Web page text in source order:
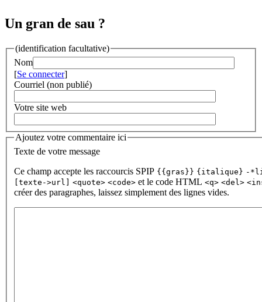
Un gran de sau ?
(identification facultative)
Nom
[Se connecter]
Courriel (non publié)
Votre site web
Ajoutez votre commentaire ici
Texte de votre message
Ce champ accepte les raccourcis SPIP {{gras}} {italique} -
[texte->url]
<quote> <code> et le code HTML <q> <del>
créer des paragraphes, laissez simplement des lignes vides.